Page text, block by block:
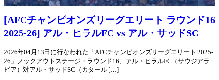
[AFCチャンピオンズリーグエリート ラウンド16
2025-26] アル・ヒラルFC vs アル・サッドSC
2026年04月13日に行なわれた「AFCチャンピオンズリーグエリート 2025-
26」ノックアウトステージ・ラウンド16、アル・ヒラルFC（サウジアラ
ビア）対アル・サッドSC（カタール […]